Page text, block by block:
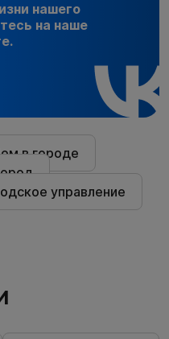
нашего
на наше
в городе
управление